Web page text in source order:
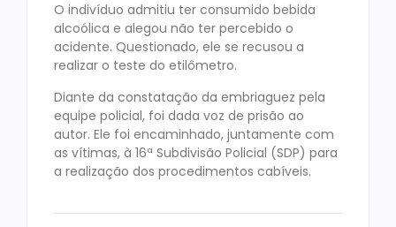
O indivíduo admitiu ter consumido bebida
alcoólica e alegou não ter percebido o
acidente. Questionado, ele se recusou a
realizar o teste do etilômetro.
Diante da constatação da embriaguez pela
equipe policial, foi dada voz de prisão ao
autor. Ele foi encaminhado, juntamente com
as vítimas, à 16ª Subdivisão Policial (SDP) para
a realização dos procedimentos cabíveis.